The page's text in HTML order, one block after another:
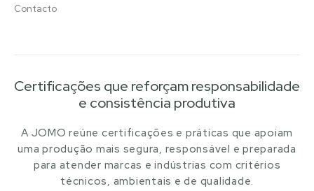
Contacto
Certificações que reforçam responsabilidade
e consistência produtiva
A JOMO reúne certificações e práticas que apoiam
uma produção mais segura, responsável e preparada
para atender marcas e indústrias com critérios
técnicos, ambientais e de qualidade.